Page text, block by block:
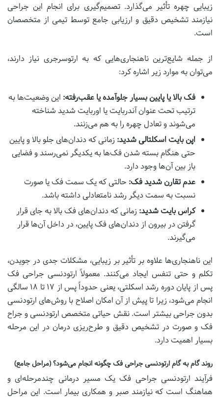
زیبایی چهره تأثیر می‌گذارد. تصمیم‌گیری برای انجام این جراحی
نیازمند تشخیص دقیق و ارزیابی جامع توسط تیمی از متخصصان
است.
از جمله شایع‌ترین ناهنجاری‌هایی که به ارتوسرجری نیاز دارند،
می‌توان به موارد زیر اشاره کرد:
فک بالا یا پایین بسیار جلوآمده یا عقب‌رفته: این وضعیت‌ها به
ترتیب تحت عنوان آندربایت یا اوربایت شدید شناخته
می‌شوند و تعادل چهره را به هم می‌زنند.
اپن بایت اسکلتالی شدید: زمانی که دندان‌های جلو بالا و پایین
حتی هنگام بسته شدن فک‌ها به یکدیگر نمی‌رسند و فضایی
باز بین آن‌ها وجود دارد.
عدم تقارن شدید فک: حالتی که یک سمت فک یا صورت
نسبت به سمت دیگر رشد نامتعادلی داشته باشد.
کراس بایت شدید: زمانی که دندان‌های فک بالا به جای قرار
گرفتن در بیرون از دندان‌های فک پایین، در داخل آن‌ها قرار
می‌گیرند.
این ناهنجاری‌ها علاوه بر تأثیر بر زیبایی، مشکلات جدی در جویدن،
تکلم و حتی تنفس ایجاد می‌کنند. معمولاً ارتودنسی جراحی فک
پس از پایان دوره رشد اسکلتی، یعنی حدوداً پس از ۱۷ تا ۱۸ سالگی
انجام می‌شود، زیرا تا پیش از آن امکان اصلاح با روش‌های ارتودنسی
بدون جراحی بیشتر است. نقش حیاتی متخصص ارتودنسی و جراح
فک و صورت در تشخیص دقیق و طرح‌ریزی درمان در این مرحله
بسیار اهمیت دارد.
روند گام به گام ارتودنسی جراحی فک چگونه انجام می‌شود؟ (مراحل جامع)
فرآیند ارتودنسی جراحی فک یک مسیر درمانی چندمرحله‌ای و
هماهنگ است که نیازمند صبر و همکاری بیمار است. این مراحل